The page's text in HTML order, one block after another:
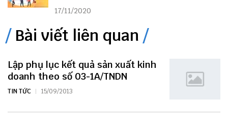
17/11/2020
Bài viết liên quan
Lập phụ lục kết quả sản xuất kinh
doanh theo số 03-1A/TNDN
TIN TỨC 15/09/2013